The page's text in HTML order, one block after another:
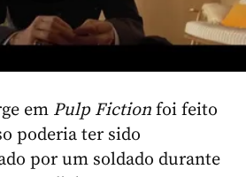
Vídeo
em Pulp Fiction foi feito
poderia ter sido
por um soldado durante